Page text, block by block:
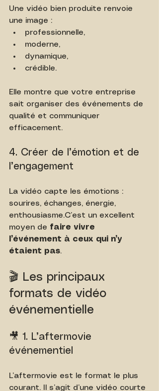
Une vidéo bien produite renvoie
une image :
professionnelle,
moderne,
dynamique,
crédible.
Elle montre que votre entreprise
sait organiser des événements de
qualité et communiquer
efficacement.
4. Créer de l’émotion et de
l’engagement
La vidéo capte les émotions :
sourires, échanges, énergie,
enthousiasme.C’est un excellent
moyen de faire vivre
l’événement à ceux qui n’y
étaient pas.
🎬 Les principaux
formats de vidéo
événementielle
🎥 1. L’aftermovie
événementiel
L’aftermovie est le format le plus
courant. Il s’agit d’une vidéo courte